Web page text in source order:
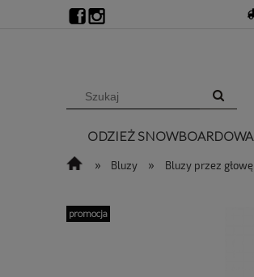
ODZIEŻ SNOWBOARDOWA
» Bluzy » Bluzy przez głowę
promocja